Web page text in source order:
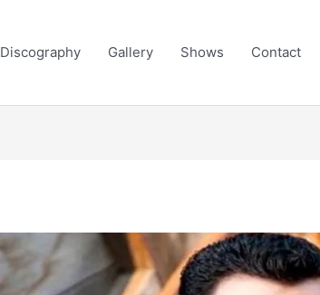
Discography Gallery Shows Contact